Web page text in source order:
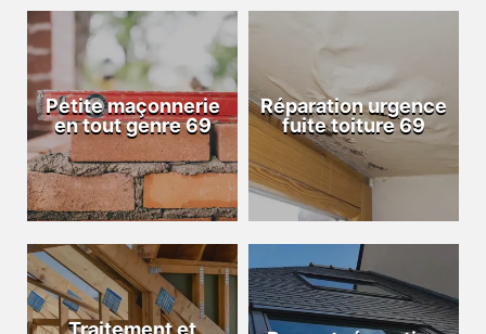
Petite maçonnerie
en tout genre 69
Réparation urgence
fuite toiture 69
Traitement et